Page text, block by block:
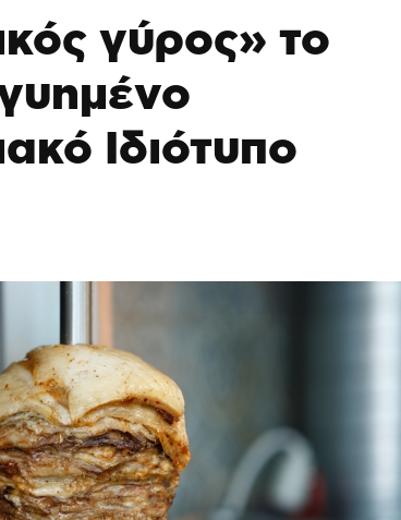
γύρος» το
Ιδιότυπο